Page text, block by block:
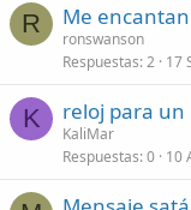
R Me
ronswanson
Respuestas 2 17
K reloj para un
KaliMar
Respuestas 0 10